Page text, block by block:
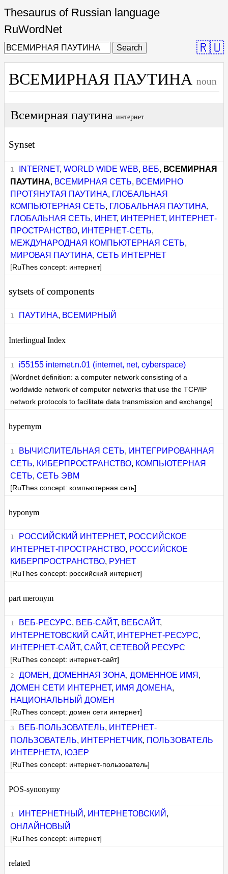
Thesaurus of Russian language
RuWordNet
Search 🇷🇺
ВСЕМИРНАЯ ПАУТИНА noun
Всемирная паутина интернет
Synset
INTERNET, WORLD WIDE WEB, ВЕБ, ВСЕМИРНАЯ
ПАУТИНА, ВСЕМИРНАЯ СЕТЬ, ВСЕМИРНО
ПРОТЯНУТАЯ ПАУТИНА, ГЛОБАЛЬНАЯ
КОМПЬЮТЕРНАЯ СЕТЬ, ГЛОБАЛЬНАЯ ПАУТИНА,
ГЛОБАЛЬНАЯ СЕТЬ, ИНЕТ, ИНТЕРНЕТ, ИНТЕРНЕТ-
ПРОСТРАНСТВО, ИНТЕРНЕТ-СЕТЬ,
МЕЖДУНАРОДНАЯ КОМПЬЮТЕРНАЯ СЕТЬ,
МИРОВАЯ ПАУТИНА,СЕТЬ ИНТЕРНЕТ
[RuThes concept: интернет]
sytsets of components
ПАУТИНА, ВСЕМИРНЫЙ
Interlingual Index
i55155 internet.n.01 (internet, net, cyberspace)
[Wordnet definition: a computer network consisting of a
worldwide network of computer networks that use the TCP/IP
network protocols to facilitate data transmission and exchange]
hypernym
ВЫЧИСЛИТЕЛЬНАЯ СЕТЬ, ИНТЕГРИРОВАННАЯ
СЕТЬ, КИБЕРПРОСТРАНСТВО, КОМПЬЮТЕРНАЯ
СЕТЬ,СЕТЬ ЭВМ
[RuThes concept: компьютерная сеть]
hyponym
РОССИЙСКИЙ ИНТЕРНЕТ, РОССИЙСКОЕ
ИНТЕРНЕТ-ПРОСТРАНСТВО, РОССИЙСКОЕ
КИБЕРПРОСТРАНСТВО, РУНЕТ
[RuThes concept: российский интернет]
part meronym
ВЕБ-РЕСУРС, ВЕБ-САЙТ, ВЕБСАЙТ,
ИНТЕРНЕТОВСКИЙ САЙТ, ИНТЕРНЕТ-РЕСУРС,
ИНТЕРНЕТ-САЙТ,САЙТ,СЕТЕВОЙ РЕСУРС
[RuThes concept: интернет-сайт]
ДОМЕН , ДОМЕННАЯ ЗОНА, ДОМЕННОЕ ИМЯ ,
ДОМЕН СЕТИ ИНТЕРНЕТ, ИМЯ ДОМЕНА,
НАЦИОНАЛЬНЫЙ ДОМЕН
[RuThes concept: домен сети интернет]
ВЕБ-ПОЛЬЗОВАТЕЛЬ, ИНТЕРНЕТ-
ПОЛЬЗОВАТЕЛЬ, ИНТЕРНЕТЧИК, ПОЛЬЗОВАТЕЛЬ
ИНТЕРНЕТА, ЮЗЕР
[RuThes concept: интернет-пользователь]
POS-synonymy
ИНТЕРНЕТНЫЙ , ИНТЕРНЕТОВСКИЙ ,
ОНЛАЙНОВЫЙ
[RuThes concept: интернет]
related